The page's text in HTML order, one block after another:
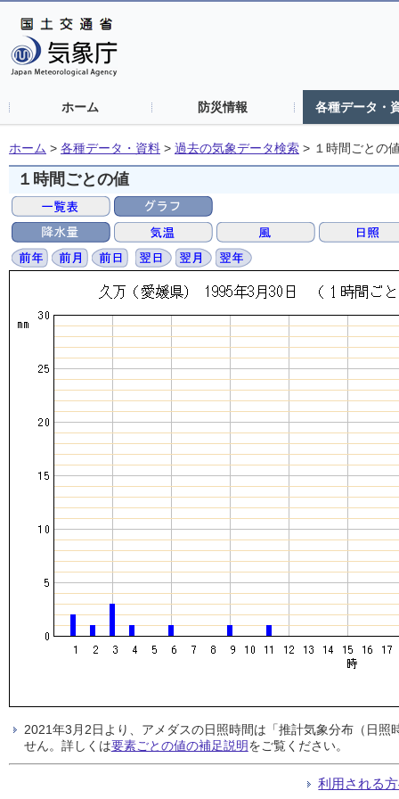
ホーム 防災情報 各種データ・
ホーム > 各種データ・資料 > 過去の気象データ検索 > １時間ごとの
１時間ごとの値
2021年3月2日より、アメダスの日照時間は「推計気象分布（日
せん。詳しくは要素ごとの値の補足説明をご覧ください。
利用される